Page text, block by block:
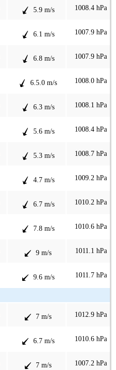
5.9 m/s 1008.4 hPa
6.1 m/s 1007.9 hPa
6.8 m/s 1007.9 hPa
6.5.0 m/s 1008.0 hPa
6.3 m/s 1008.1 hPa
5.6 m/s 1008.4 hPa
5.3 m/s 1008.7 hPa
4.7 m/s 1009.2 hPa
6.7 m/s 1010.2 hPa
7.8 m/s 1010.6 hPa
9 m/s 1011.1 hPa
9.6 m/s 1011.7 hPa
7 m/s 1012.9 hPa
6.7 m/s 1010.6 hPa
7 m/s 1007.2 hPa